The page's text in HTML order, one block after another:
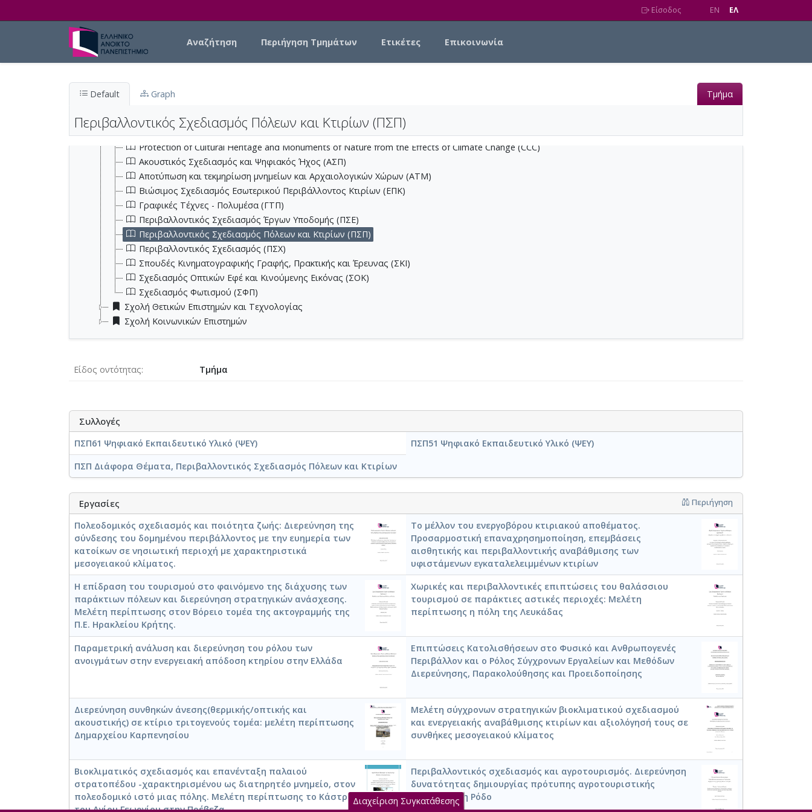
Είσοδος EN EΛ
Αναζήτηση Περιήγηση Τμημάτων Ετικέτες Επικοινωνία
Default Graph Τμήμα
Περιβαλλοντικός Σχεδιασμός Πόλεων και Κτιρίων (ΠΣΠ)
Ελληνικό Ανοικτό Πανεπιστήμιο
Σχολή Ανθρωπιστικών Επιστημών
Σχολή Εφαρμοσμένων Τεχνών και Βιώσιμου Σχεδιασμού
Interaction Generative Design (IGD)
Protection of Cultural Heritage and Monuments of Nature from the Effects of Climate Change (CCC)
Ακουστικός Σχεδιασμός και Ψηφιακός Ήχος (ΑΣΠ)
Αποτύπωση και τεκμηρίωση μνημείων και Αρχαιολογικών Χώρων (ΑΤΜ)
Βιώσιμος Σχεδιασμός Εσωτερικού Περιβάλλοντος Κτιρίων (ΕΠΚ)
Γραφικές Τέχνες - Πολυμέσα (ΓΤΠ)
Περιβαλλοντικός Σχεδιασμός Έργων Υποδομής (ΠΣΕ)
Περιβαλλοντικός Σχεδιασμός Πόλεων και Κτιρίων (ΠΣΠ)
Περιβαλλοντικός Σχεδιασμός (ΠΣΧ)
Σπουδές Κινηματογραφικής Γραφής, Πρακτικής και Έρευνας (ΣΚΙ)
Σχεδιασμός Οπτικών Εφέ και Κινούμενης Εικόνας (ΣΟΚ)
Σχεδιασμός Φωτισμού (ΣΦΠ)
Σχολή Θετικών Επιστημών και Τεχνολογίας
Σχολή Κοινωνικών Επιστημών
Είδος οντότητας Τμήμα
Συλλογές
ΠΣΠ61 Ψηφιακό Εκπαιδευτικό Υλικό (ΨΕΥ)
ΠΣΠ51 Ψηφιακό Εκπαιδευτικό Υλικό (ΨΕΥ)
ΠΣΠ Διάφορα Θέματα, Περιβαλλοντικός Σχεδιασμός Πόλεων και Κτιρίων
Εργασίες Περιήγηση
Πολεοδομικός σχεδιασμός και ποιότητα ζωής: Διερεύνηση της
σύνδεσης του δομημένου περιβάλλοντος με την ευημερία των
κατοίκων σε νησιωτική περιοχή με χαρακτηριστικά
μεσογειακού κλίματος.
Το μέλλον του ενεργοβόρου κτιριακού αποθέματος.
Προσαρμοστική επαναχρησημοποίηση, επεμβάσεις
αισθητικής και περιβαλλοντικής αναβάθμισης των
υφιστάμενων εγκαταλελειμμένων κτιρίων
Η επίδραση του τουρισμού στο φαινόμενο της διάχυσης των
παράκτιων πόλεων και διερεύνηση στρατηγικών ανάσχεσης.
Μελέτη περίπτωσης στον Βόρειο τομέα της ακτογραμμής της
Π.Ε. Ηρακλείου Κρήτης.
Χωρικές και περιβαλλοντικές επιπτώσεις του θαλάσσιου
τουρισμού σε παράκτιες αστικές περιοχές: Μελέτη
περίπτωσης η πόλη της Λευκάδας
Παραμετρική ανάλυση και διερεύνηση του ρόλου των
ανοιγμάτων στην ενεργειακή απόδοση κτηρίου στην Ελλάδα
Επιπτώσεις Κατολισθήσεων στο Φυσικό και Ανθρωπογενές
Περιβάλλον και ο Ρόλος Σύγχρονων Εργαλείων και Μεθόδων
Διερεύνησης, Παρακολούθησης και Προειδοποίησης
Διερεύνηση συνθηκών άνεσης(θερμικής/οπτικής και
ακουστικής) σε κτίριο τριτογενούς τομέα: μελέτη περίπτωσης
Δημαρχείου Καρπενησίου
Μελέτη σύγχρονων στρατηγικών βιοκλιματικού σχεδιασμού
και ενεργειακής αναβάθμισης κτιρίων και αξιολόγησή τους σε
συνθήκες μεσογειακού κλίματος
Βιοκλιματικός σχεδιασμός και επανένταξη παλαιού
στρατοπέδου -χαρακτηρισμένου ως διατηρητέο μνημείο, στον
πολεοδομικό ιστό μιας πόλης. Μελέτη περίπτωσης το Κάστρο
του Αγίου Γεωργίου στην Πρέβεζα.
Περιβαλλοντικός σχεδιασμός και αγροτουρισμός. Διερεύνηση
δυνατότητας δημιουργίας πρότυπης αγροτουριστικής
μονάδας στη Ρόδο
Διαχείριση Συγκατάθεσης